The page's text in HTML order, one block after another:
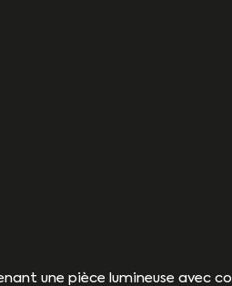
une pièce lumineuse avec